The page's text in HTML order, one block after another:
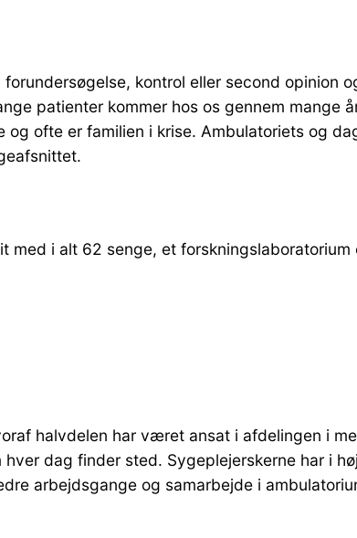
kontrol eller second opinion
patienter kommer hos os gennem
ofte er familien i krise. Ambulatoriets og
i alt 62 senge, et
halvdelen har været ansat i afdelingen i
dag finder sted. Sygeplejerskerne har i
arbejdsgange og samarbejde i